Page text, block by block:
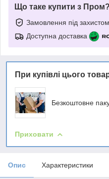
Що таке купити з Пром?
Замовлення під захистом
Доступна доставка
При купівлі цього
Безкоштовне
Приховати
Опис Характеристики